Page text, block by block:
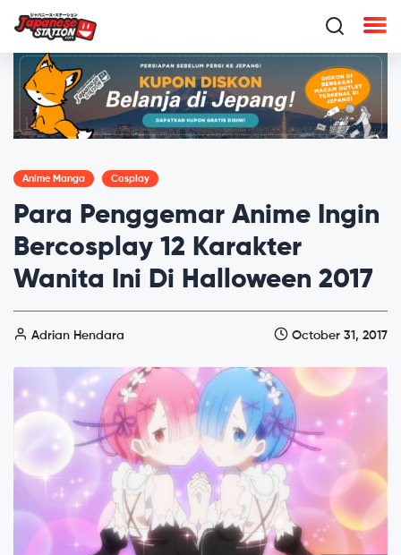
Anime Manga Cosplay
Para Penggemar Anime Ingin
Bercosplay 12 Karakter
Wanita Ini Di Halloween 2017
Adrian Hendara October 31, 2017